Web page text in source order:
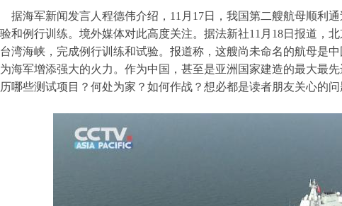
据海军新闻发言人程德伟介绍，11月17日，我国第二艘航母顺利
和例行训练。境外媒体对此高度关注。据法新社11月18日报道，
湾海峡，完成例行训练和试验。报道称，这艘尚未命名的航母是
海军增添强大的火力。作为中国，甚至是亚洲国家建造的最大最
哪些测试项目？何处为家？如何作战？想必都是读者朋友关心的问